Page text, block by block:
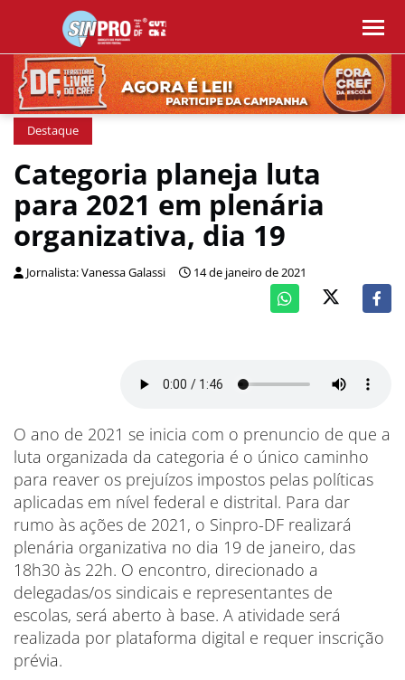
Destaque
Categoria planeja luta
para 2021 em plenária
organizativa, dia 19
Jornalista: Vanessa Galassi 14 de janeiro de 2021
O ano de 2021 se inicia com o prenuncio de que a
luta organizada da categoria é o único caminho
para reaver os prejuízos impostos pelas políticas
aplicadas em nível federal e distrital. Para dar
rumo às ações de 2021, o Sinpro-DF realizará
plenária organizativa no dia 19 de janeiro, das
18h30 às 22h. O encontro, direcionado a
delegadas/os sindicais e representantes de
escolas, será aberto à base. A atividade será
realizada por plataforma digital e requer inscrição
prévia.